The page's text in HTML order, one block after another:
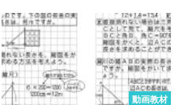
動画教材